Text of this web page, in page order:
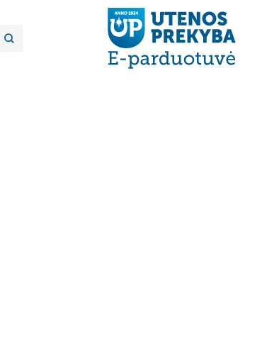
Karštai rūkytas "Klaipėdos saliamis",
RŪKYTAS "KLAIPĖDOS